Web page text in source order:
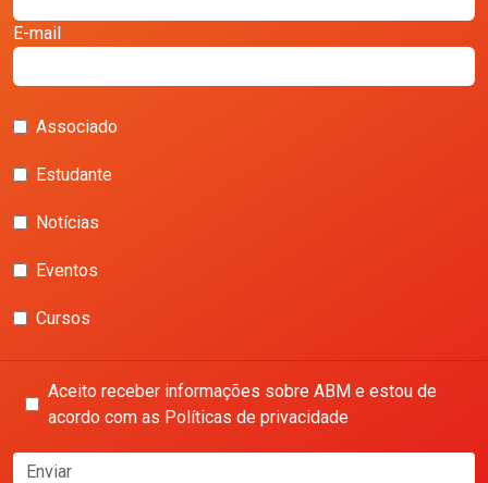
E-mail
Associado
Estudante
Notícias
Eventos
Cursos
Aceito receber informações sobre ABM e estou de
acordo com as Políticas de privacidade
Enviar